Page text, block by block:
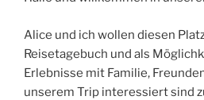
Alice und ich wollen diesen
Reisetagebuch und als
Erlebnisse mit Familie,
unserem Trip interessiert sind